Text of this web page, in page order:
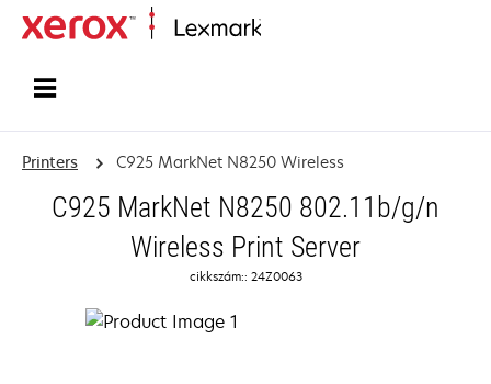
Printers C925 MarkNet N8250 Wireless
C925 MarkNet N8250 802.11b/g/n
Wireless Print Server
cikkszám:: 24Z0063